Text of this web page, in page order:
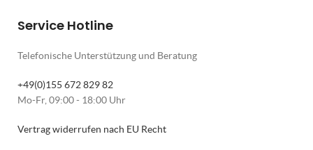
Service Hotline
Telefonische Unterstützung und Beratung
+49(0)155 672 829 82
Mo-Fr, 09:00 - 18:00 Uhr
Vertrag widerrufen nach EU Recht